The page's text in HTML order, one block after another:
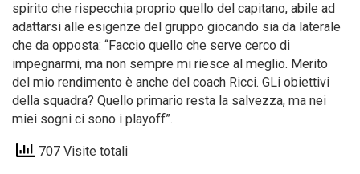
spirito che rispecchia proprio quello del capitano, abile ad
adattarsi alle esigenze del gruppo giocando sia da laterale
che da opposta: “Faccio quello che serve cerco di
impegnarmi, ma non sempre mi riesce al meglio. Merito
del mio rendimento è anche del coach Ricci. GLi obiettivi
della squadra? Quello primario resta la salvezza, ma nei
miei sogni ci sono i playoff”.
707 Visite totali